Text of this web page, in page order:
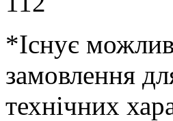
*Існує
замовлення
технічних